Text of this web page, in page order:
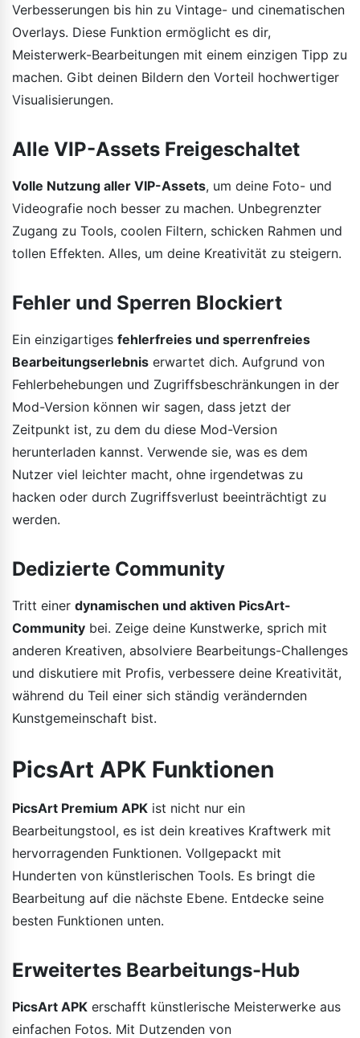
Verbesserungen bis hin zu Vintage- und cinematischen
Overlays. Diese Funktion ermöglicht es dir,
Meisterwerk-Bearbeitungen mit einem einzigen Tipp zu
machen. Gibt deinen Bildern den Vorteil hochwertiger
Visualisierungen.
Alle VIP-Assets Freigeschaltet
Volle Nutzung aller VIP-Assets, um deine Foto- und
Videografie noch besser zu machen. Unbegrenzter
Zugang zu Tools, coolen Filtern, schicken Rahmen und
tollen Effekten. Alles, um deine Kreativität zu steigern.
Fehler und Sperren Blockiert
Ein einzigartiges fehlerfreies und sperrenfreies
Bearbeitungserlebnis erwartet dich. Aufgrund von
Fehlerbehebungen und Zugriffsbeschränkungen in der
Mod-Version können wir sagen, dass jetzt der
Zeitpunkt ist, zu dem du diese Mod-Version
herunterladen kannst. Verwende sie, was es dem
Nutzer viel leichter macht, ohne irgendetwas zu
hacken oder durch Zugriffsverlust beeinträchtigt zu
werden.
Dedizierte Community
Tritt einer dynamischen und aktiven PicsArt-
Community bei. Zeige deine Kunstwerke, sprich mit
anderen Kreativen, absolviere Bearbeitungs-Challenges
und diskutiere mit Profis, verbessere deine Kreativität,
während du Teil einer sich ständig verändernden
Kunstgemeinschaft bist.
PicsArt APK Funktionen
PicsArt Premium APK ist nicht nur ein
Bearbeitungstool, es ist dein kreatives Kraftwerk mit
hervorragenden Funktionen. Vollgepackt mit
Hunderten von künstlerischen Tools. Es bringt die
Bearbeitung auf die nächste Ebene. Entdecke seine
besten Funktionen unten.
Erweitertes Bearbeitungs-Hub
PicsArt APK erschafft künstlerische Meisterwerke aus
einfachen Fotos. Mit Dutzenden von